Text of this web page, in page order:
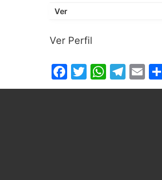
Ver
Ver Perfil
Facebook
Twitter